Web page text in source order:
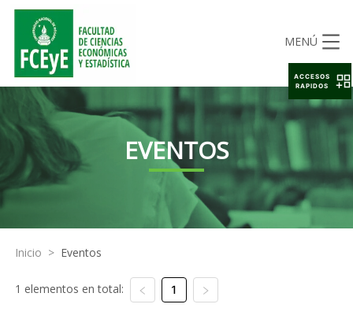
MENÚ
EVENTOS
Inicio > Eventos
1 elementos en total: 1
ACCESOS
RAPIDOS